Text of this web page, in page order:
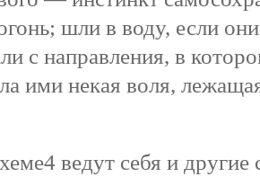
шли в воду, если
с направления, в
ими некая воля,
ведут себя и